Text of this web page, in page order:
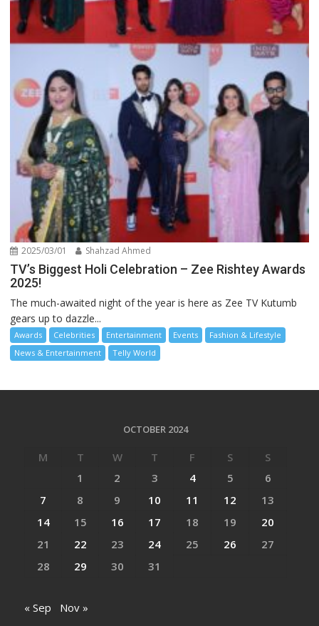
2025/03/01 Shahzad Ahmed
TV’s Biggest Holi Celebration – Zee Rishtey Awards
2025!
The much-awaited night of the year is here as Zee TV Kutumb
gears up to dazzle...
Awards Celebrities Entertainment Events
Fashion & Lifestyle
News & Entertainment
Telly World
OCTOBER 2024
M T W T F S
S
1
2 3 4 5
6
7
8 9 10 11 12
13
14
15 16 17 18 19
20
21
22 23 24 25 26
27
28
29 30 31
« Sep Nov »